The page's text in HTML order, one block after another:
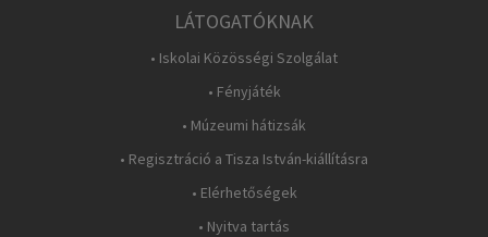
LÁTOGATÓKNAK
• Iskolai Közösségi Szolgálat
• Fényjáték
• Múzeumi hátizsák
• Regisztráció a Tisza István-kiállításra
• Elérhetőségek
• Nyitva tartás